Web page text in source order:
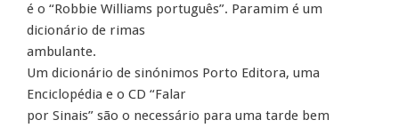
é o “Robbie Williams português”. Paramim é um
dicionário de rimas
ambulante.
Um dicionário de sinónimos Porto Editora, uma
Enciclopédia e o CD “Falar
por Sinais” são o necessário para uma tarde bem